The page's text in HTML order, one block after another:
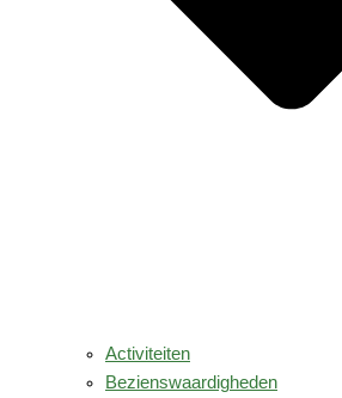
Activiteiten
Bezienswaardigheden